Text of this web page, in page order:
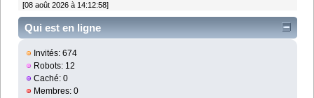
[08 août 2026 à 14:12:58]
Qui est en ligne
Invités: 674
Robots: 12
Caché: 0
Membres: 0